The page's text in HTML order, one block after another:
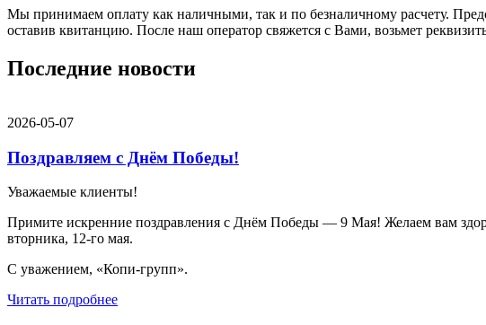
Мы принимаем оплату как наличными, так и по безналичному расчету.
оставив квитанцию. После наш оператор свяжется с Вами, возьмет
Последние новости
2026-05-07
Поздравляем с Днём Победы!
Уважаемые клиенты!
Примите искренние поздравления с Днём Победы — 9 Мая! Желаем вам
вторника, 12-го мая.
С уважением, «Копи-групп».
Читать подробнее